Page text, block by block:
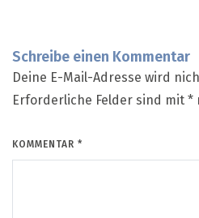
Schreibe einen Kommentar
Deine E-Mail-Adresse wird
Erforderliche Felder sind mit *
KOMMENTAR *